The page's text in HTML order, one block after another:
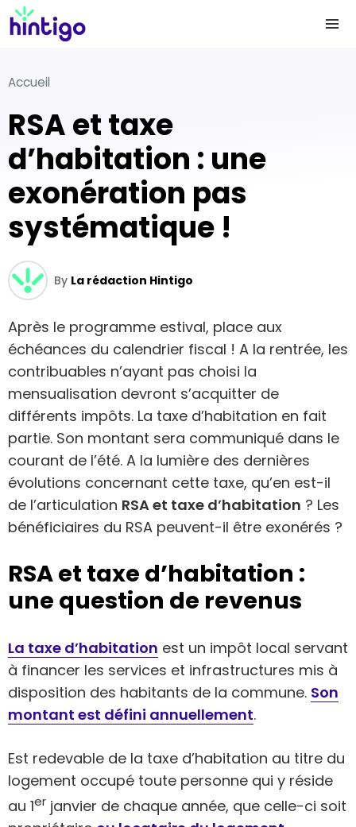
Accueil
RSA et taxe
d’habitation : une
exonération pas
systématique !
By La rédaction Hintigo
Après le programme estival, place aux
échéances du calendrier fiscal ! A la rentrée, les
contribuables n’ayant pas choisi la
mensualisation devront s’acquitter de
différents impôts. La taxe d’habitation en fait
partie. Son montant sera communiqué dans le
courant de l’été. A la lumière des dernières
évolutions concernant cette taxe, qu’en est-il
de l’articulation RSA et taxe d’habitation ? Les
bénéficiaires du RSA peuvent-il être exonérés ?
RSA et taxe d’habitation :
une question de revenus
La taxe d’habitation est un impôt local servant
à financer les services et infrastructures mis à
disposition des habitants de la commune. Son
montant est défini annuellement.
Est redevable de la taxe d’habitation au titre du
logement occupé toute personne qui y réside
au 1er janvier de chaque année, que celle-ci soit